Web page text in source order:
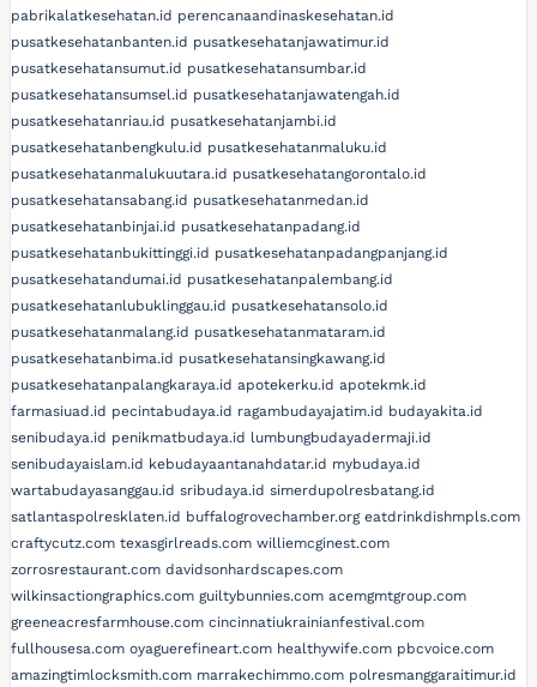
pabrikalatkesehatan.id perencanaandinaskesehatan.id
pusatkesehatanbanten.id pusatkesehatanjawatimur.id
pusatkesehatansumut.id pusatkesehatansumbar.id
pusatkesehatansumsel.id pusatkesehatanjawatengah.id
pusatkesehatanriau.id pusatkesehatanjambi.id
pusatkesehatanbengkulu.id pusatkesehatanmaluku.id
pusatkesehatanmalukuutara.id pusatkesehatangorontalo.id
pusatkesehatansabang.id pusatkesehatanmedan.id
pusatkesehatanbinjai.id pusatkesehatanpadang.id
pusatkesehatanbukittinggi.id pusatkesehatanpadangpanjang.id
pusatkesehatandumai.id pusatkesehatanpalembang.id
pusatkesehatanlubuklinggau.id pusatkesehatansolo.id
pusatkesehatanmalang.id pusatkesehatanmataram.id
pusatkesehatanbima.id pusatkesehatansingkawang.id
pusatkesehatanpalangkaraya.id apotekerku.id apotekmk.id
farmasiuad.id pecintabudaya.id ragambudayajatim.id budayakita.id
senibudaya.id penikmatbudaya.id lumbungbudayadermaji.id
senibudayaislam.id kebudayaantanahdatar.id mybudaya.id
wartabudayasanggau.id sribudaya.id simerdupolresbatang.id
satlantaspolresklaten.id buffalogrovechamber.org eatdrinkdishmpls.com
craftycutz.com texasgirlreads.com williemcginest.com
zorrosrestaurant.com davidsonhardscapes.com
wilkinsactiongraphics.com guiltybunnies.com acemgmtgroup.com
greeneacresfarmhouse.com cincinnatiukrainianfestival.com
fullhousesa.com oyaguerefineart.com healthywife.com pbcvoice.com
amazingtimlocksmith.com marrakechimmo.com polresmanggaraitimur.id